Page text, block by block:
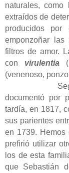
naturales,
extraídos de
producidos
emponzoñar
filtros de amor.
con virulentia
(venenoso,
Según
documentó por
tardía, en 1817,
sus parientes
en 1739. Hemos
prefirió utilizar
los de esta
que Sebastián